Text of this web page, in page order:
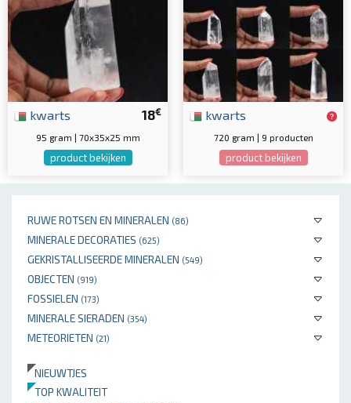
RUWE ROTSEN EN MINERALEN (86)
MINERALE DECORATIES (625)
GEKRISTALLISEERDE MINERALEN (549)
OBJECTEN (919)
FOSSIELEN (173)
MINERALE SIERADEN (354)
METEORIETEN (21)
NIEUWTJES
TOP KWALITEIT
18€
kwarts
95 gram | 70x35x25 mm
product bekijken
kwarts
720 gram | 9 producten
product bekijken